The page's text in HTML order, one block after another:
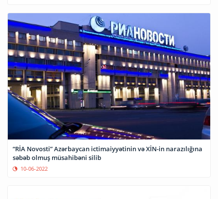
“RİA Novosti” Azərbaycan ictimaiyyətinin və XİN-in narazılığına
səbəb olmuş müsahibəni silib
10-06-2022